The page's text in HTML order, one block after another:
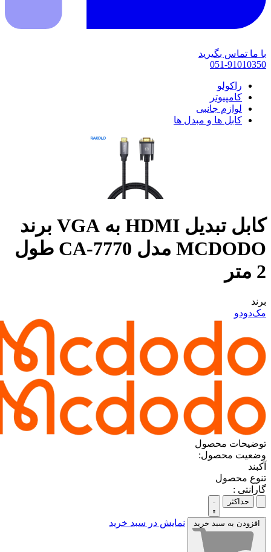
با ما تماس بگیرید
051-91010350
راکولو
کامپیوتر
لوازم جانبی
کابل ها و مبدل ها
کابل تبدیل HDMI به VGA برند
MCDODO مدل CA-7770 طول
2 متر
برند
مک‌دودو
توضیحات محصول
وضعیت محصول:
آکبند
تنوع محصول
گارانتی :
حداکثر
افزودن به سبد خرید نمایش در سبد خرید